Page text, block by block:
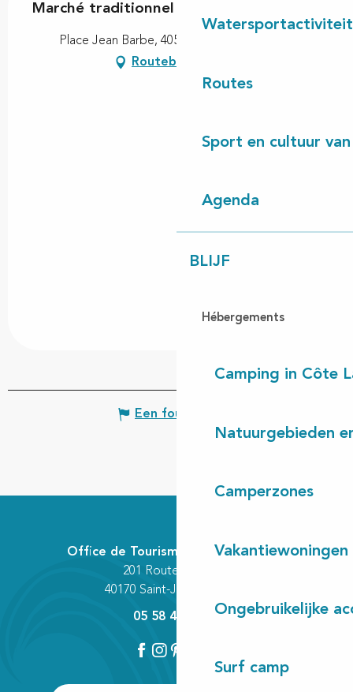
Routes
Sport en cultuur
Agenda
BLIJF
Hébergements
Camping in Côte
Natuurgebieden
Camperzones
Vakantiewoningen
Ongebruikelijke
Surf camp
Marché traditionnel
Place Jean Barbe, 40560 Vielle-Saint-Girons
Routebeschrijving
Een fout melden
Office de Tourisme Communautaire
201 Route des Lacs
40170 Saint-Julien-en-Born
05 58 42 89 80